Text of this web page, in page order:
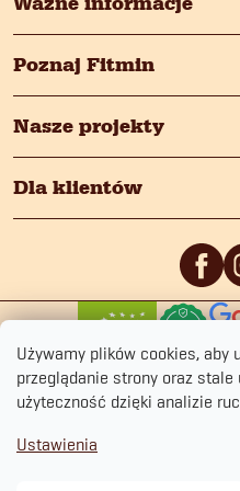
Używamy plików cookies, aby
przeglądanie strony oraz
użyteczność dzięki analizie
Ustawienia
Poznaj Fitmin
Nasze projekty
Dla klientów
Copyright 2026